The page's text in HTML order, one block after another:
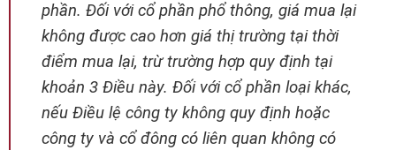
phần. Đối với cổ phần phổ thông, giá mua lại
không được cao hơn giá thị trường tại thời
điểm mua lại, trừ trường hợp quy định tại
khoản 3 Điều này. Đối với cổ phần loại khác,
nếu Điều lệ công ty không quy định hoặc
công ty và cổ đông có liên quan không có